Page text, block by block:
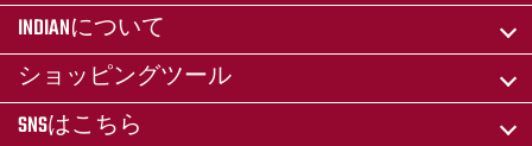
INDIANについて
ショッピングツール
SNSはこちら